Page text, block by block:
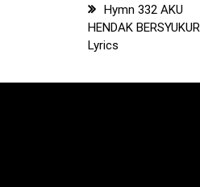
Hymn 332 AKU
HENDAK BERSYUKUR
Lyrics